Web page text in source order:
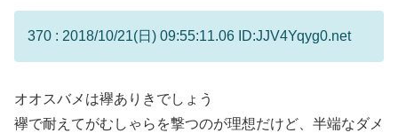
370 : 2018/10/21(日) 09:55:11.06 ID:JJV4Yqyg0.net
オオスバメは襷ありきでしょう
襷で耐えてがむしゃらを撃つのが理想だけど、半端なダメ